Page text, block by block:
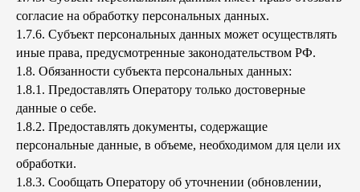
согласие на обработку персональных данных.
1.7.6. Субъект персональных данных может осуществлять
иные права, предусмотренные законодательством РФ.
1.8. Обязанности субъекта персональных данных:
1.8.1. Предоставлять Оператору только достоверные
данные о себе.
1.8.2. Предоставлять документы, содержащие
персональные данные, в объеме, необходимом для цели их
обработки.
1.8.3. Сообщать Оператору об уточнении (обновлении,